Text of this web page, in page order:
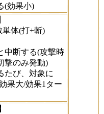
(効果小)
単体(打+斬)
中断する(攻撃時
撃のみ発動)
たび、対象に
果大/効果1ター